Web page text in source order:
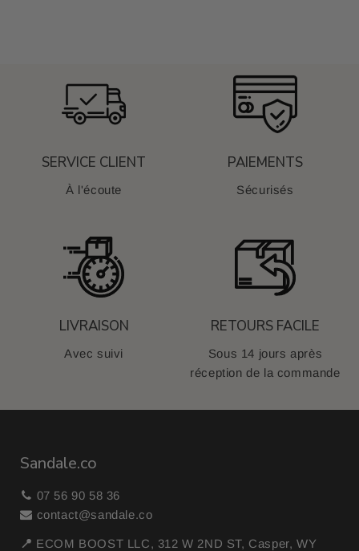
SERVICE CLIENT
À l'écoute
PAIEMENTS
Sécurisés
LIVRAISON
Avec suivi
RETOURS FACILE
Sous 14 jours après
réception de la commande
Sandale.co
07 56 90 58 36
contact@sandale.co
📍 ECOM BOOST LLC, 312 W 2ND ST, Casper, WY